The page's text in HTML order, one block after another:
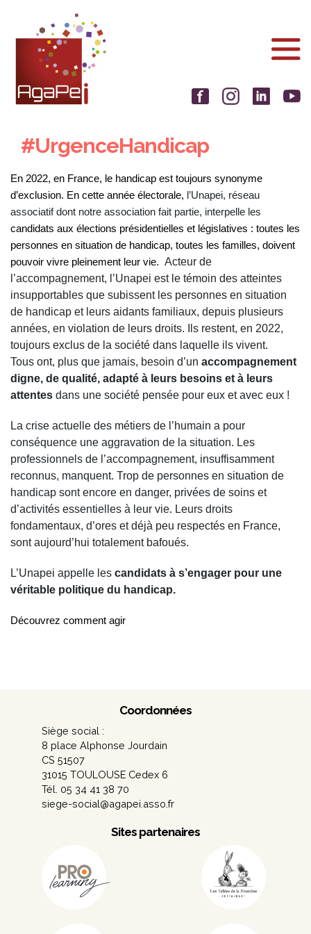
contenu
principal
#UrgenceHandicap
En 2022, en France, le handicap est toujours synonyme
d’exclusion. En cette année électorale, l’Unapei, réseau
associatif dont notre association fait partie, interpelle les
candidats aux élections présidentielles et législatives : toutes les
personnes en situation de handicap, toutes les familles, doivent
pouvoir vivre pleinement leur vie. Acteur de
l’accompagnement, l’Unapei est le témoin des atteintes
insupportables que subissent les personnes en situation
de handicap et leurs aidants familiaux, depuis plusieurs
années, en violation de leurs droits. Ils restent, en 2022,
toujours exclus de la société dans laquelle ils vivent.
Tous ont, plus que jamais, besoin d’un accompagnement
digne, de qualité, adapté à leurs besoins et à leurs
attentes dans une société pensée pour eux et avec eux !
La crise actuelle des métiers de l’humain a pour
conséquence une aggravation de la situation. Les
professionnels de l’accompagnement, insuffisamment
reconnus, manquent. Trop de personnes en situation de
handicap sont encore en danger, privées de soins et
d’activités essentielles à leur vie. Leurs droits
fondamentaux, d’ores et déjà peu respectés en France,
sont aujourd’hui totalement bafoués.
L’Unapei appelle les candidats à s’engager pour une
véritable politique du handicap.
Découvrez comment agir
Coordonnées
Siège social :
8 place Alphonse Jourdain
CS 51507
31015 TOULOUSE Cedex 6
Tél. 05 34 41 38 70
siege-social@agapei.asso.fr
Sites partenaires